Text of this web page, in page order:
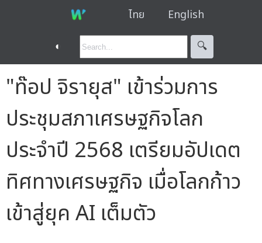
ไทย English
◐ 🔍︎
"ท๊อป จิรายุส" เข้าร่วมการ
ประชุมสภาเศรษฐกิจโลก
ประจำปี 2568 เตรียมอัปเดต
ทิศทางเศรษฐกิจ เมื่อโลกก้าว
เข้าสู่ยุค AI เต็มตัว